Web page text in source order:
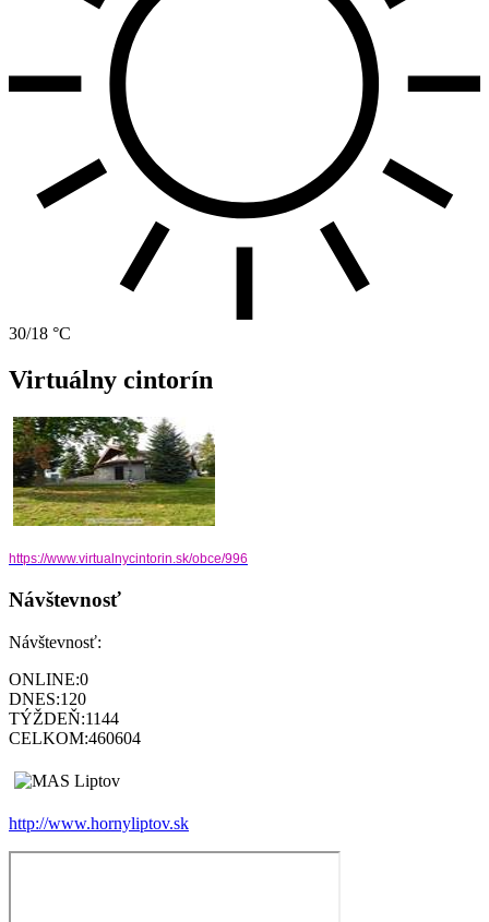
30/18 °C
Virtuálny cintorín
https://www.virtualnycintorin.sk/obce/996
Návštevnosť
Návštevnosť:
ONLINE:0
DNES:120
TÝŽDEŇ:1144
CELKOM:460604
http://www.hornyliptov.sk